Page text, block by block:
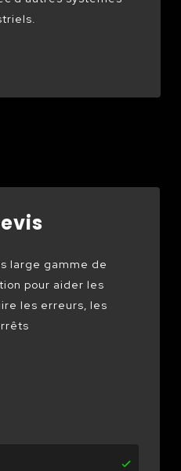
large gamme de
pour aider les
les erreurs, les